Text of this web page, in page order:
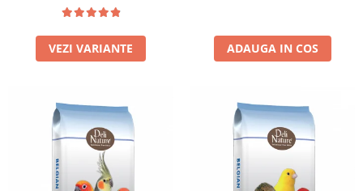
VEZI VARIANTE ADAUGA IN COS